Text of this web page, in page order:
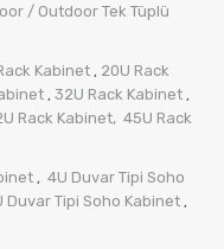
/ Outdoor Tek Tüplü
Kabinet , 20U Rack
, 32U Rack Kabinet ,
Rack Kabinet, 45U Rack
, 4U Duvar Tipi Soho
Duvar Tipi Soho Kabinet ,